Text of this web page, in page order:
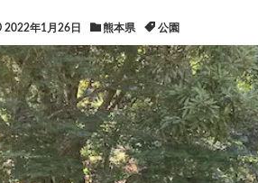
2022年1月26日 熊本県 公園